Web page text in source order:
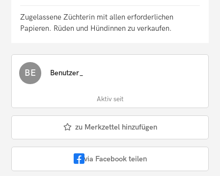
Zugelassene Züchterin mit allen erforderlichen
Papieren. Rüden und Hündinnen zu verkaufen.
BE Benutzer_
Aktiv seit
zu Merkzettel hinzufügen
via Facebook teilen